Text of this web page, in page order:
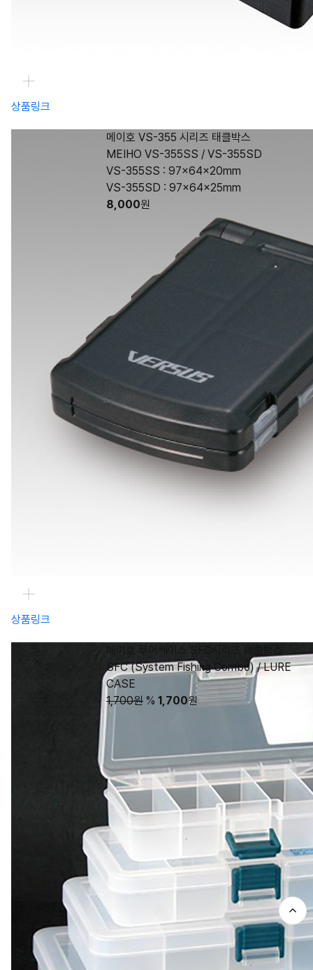
상품링크
메이호 VS-355 시리즈 태클박스
MEIHO VS-355SS / VS-355SD
VS-355SS : 97x64x20mm
VS-355SD : 97x64x25mm
8,000원
상품링크
SFC (System Fishing Combo) / LURE
CASE
1,700원 % 1,700원